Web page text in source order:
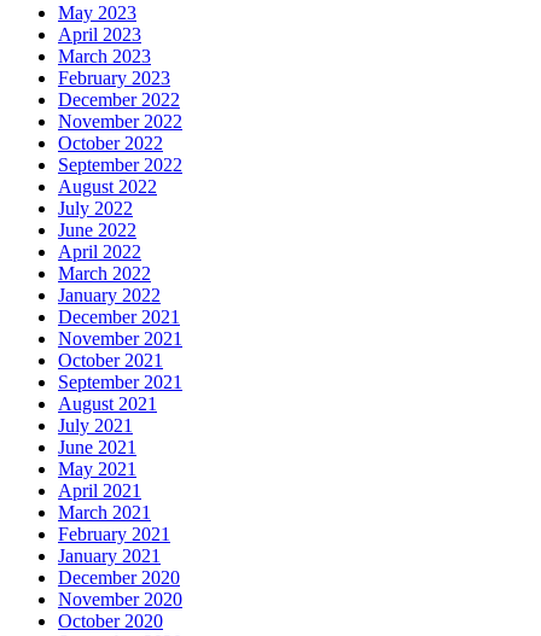
May 2023
April 2023
March 2023
February 2023
December 2022
November 2022
October 2022
September 2022
August 2022
July 2022
June 2022
April 2022
March 2022
January 2022
December 2021
November 2021
October 2021
September 2021
August 2021
July 2021
June 2021
May 2021
April 2021
March 2021
February 2021
January 2021
December 2020
November 2020
October 2020